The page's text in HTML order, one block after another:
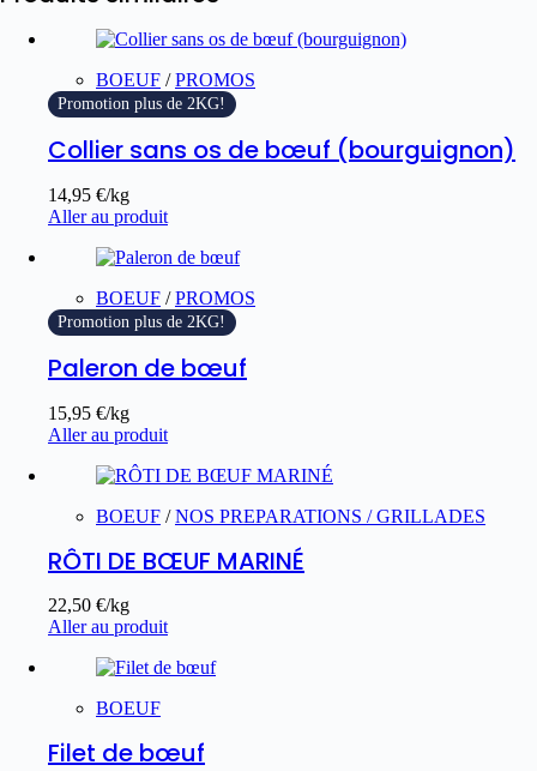
BOEUF /PROMOS
Promotion plus de 2KG!
Collier sans os de bœuf (bourguignon)
14,95 €/kg
Aller au produit
BOEUF /PROMOS
Promotion plus de 2KG!
Paleron de bœuf
15,95 €/kg
Aller au produit
BOEUF /NOS PREPARATIONS / GRILLADES
RÔTI DE BŒUF MARINÉ
22,50 €/kg
Aller au produit
BOEUF
Filet de bœuf